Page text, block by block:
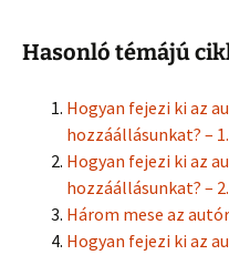
Hasonló témájú
Hogyan fejezi ki az
hozzáállásunkat? –
Hogyan fejezi ki az
hozzáállásunkat? –
Három mese az
Hogyan fejezi ki az